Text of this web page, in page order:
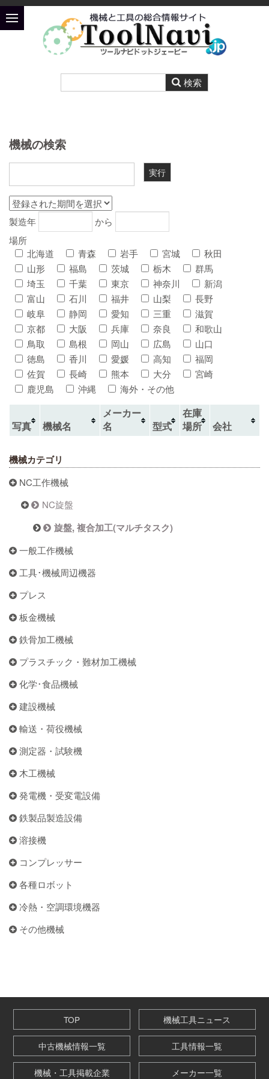
機械の検索
製造年
から
場所
北海道
青森 岩手 宮城
秋田
山形
福島 茨城 栃木
群馬
埼玉
千葉 東京 神奈川
新潟
富山
石川 福井 山梨
長野
岐阜
静岡 愛知 三重
滋賀
京都
大阪 兵庫 奈良
和歌山
鳥取
島根 岡山 広島
山口
徳島
香川 愛媛 高知
福岡
佐賀
長崎 熊本 大分
宮崎
鹿児島
沖縄 海外・その他
写真 機械名
メーカー
名
型式
在庫
場所
会社
機械カテゴリ
NC工作機械
NC旋盤
旋盤, 複合加工(マルチタスク)
一般工作機械
工具･機械周辺機器
プレス
板金機械
鉄骨加工機械
プラスチック・難材加工機械
化学･食品機械
建設機械
輸送・荷役機械
測定器・試験機
木工機械
発電機・受変電設備
鉄製品製造設備
溶接機
コンプレッサー
各種ロボット
冷熱・空調環境機器
その他機械
TOP 機械工具ニュース
中古機械情報一覧 工具情報一覧
機械・工具掲載企業 メーカー一覧